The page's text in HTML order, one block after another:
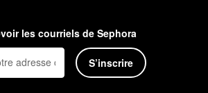
les courriels de Sephora
S’inscrire